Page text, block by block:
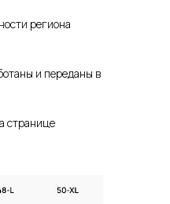
региона
и переданы в
странице